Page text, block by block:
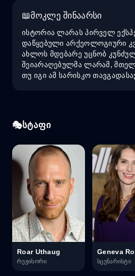
მოკლე შინაარსი
ისტორია ლარას პირველ
დაწყებული არქეოლოგიური
ახლოს მდებარე უცნობ
შეიარაღებულმა ლარამ,
თუ იგი ამ სარისკო
სტაფი
Roar Uthaug
რეჟისორი სცენარისტი